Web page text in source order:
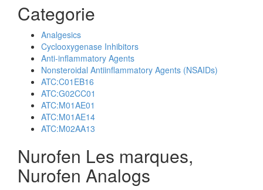
Categorie
Analgesics
Cyclooxygenase Inhibitors
Anti-inflammatory Agents
Nonsteroidal Antiinflammatory Agents (NSAIDs)
ATC:C01EB16
ATC:G02CC01
ATC:M01AE01
ATC:M01AE14
ATC:M02AA13
Nurofen Les marques,
Nurofen Analogs